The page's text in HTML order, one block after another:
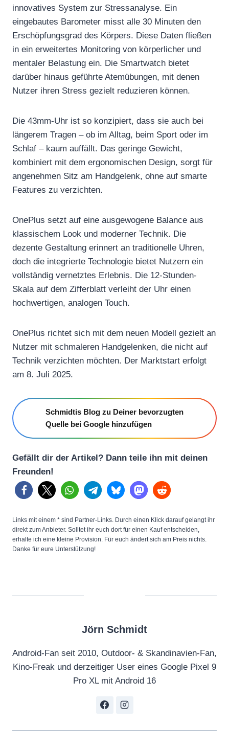
innovatives System zur Stressanalyse. Ein
eingebautes Barometer misst alle 30 Minuten den
Erschöpfungsgrad des Körpers. Diese Daten fließen
in ein erweitertes Monitoring von körperlicher und
mentaler Belastung ein. Die Smartwatch bietet
darüber hinaus geführte Atemübungen, mit denen
Nutzer ihren Stress gezielt reduzieren können.
Die 43mm-Uhr ist so konzipiert, dass sie auch bei
längerem Tragen – ob im Alltag, beim Sport oder im
Schlaf – kaum auffällt. Das geringe Gewicht,
kombiniert mit dem ergonomischen Design, sorgt für
angenehmen Sitz am Handgelenk, ohne auf smarte
Features zu verzichten.
OnePlus setzt auf eine ausgewogene Balance aus
klassischem Look und moderner Technik. Die
dezente Gestaltung erinnert an traditionelle Uhren,
doch die integrierte Technologie bietet Nutzern ein
vollständig vernetztes Erlebnis. Die 12-Stunden-
Skala auf dem Zifferblatt verleiht der Uhr einen
hochwertigen, analogen Touch.
OnePlus richtet sich mit dem neuen Modell gezielt an
Nutzer mit schmaleren Handgelenken, die nicht auf
Technik verzichten möchten. Der Marktstart erfolgt
am 8. Juli 2025.
Schmidtis Blog zu Deiner bevorzugten
Quelle bei Google hinzufügen
Gefällt dir der Artikel? Dann teile ihn mit deinen
Freunden!
Links mit einem * sind Partner-Links. Durch einen Klick darauf gelangt ihr
direkt zum Anbieter. Solltet ihr euch dort für einen Kauf entscheiden,
erhalte ich eine kleine Provision. Für euch ändert sich am Preis nichts.
Danke für eure Unterstützung!
Jörn Schmidt
Android-Fan seit 2010, Outdoor- & Skandinavien-Fan,
Kino-Freak und derzeitiger User eines Google Pixel 9
Pro XL mit Android 16